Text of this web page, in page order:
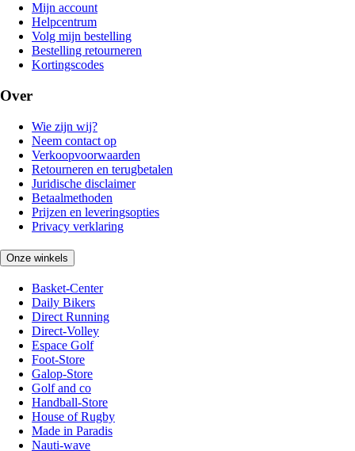
Mijn account
Helpcentrum
Volg mijn bestelling
Bestelling retourneren
Kortingscodes
Over
Wie zijn wij?
Neem contact op
Verkoopvoorwaarden
Retourneren en terugbetalen
Juridische disclaimer
Betaalmethoden
Prijzen en leveringsopties
Privacy verklaring
Onze winkels
Basket-Center
Daily Bikers
Direct Running
Direct-Volley
Espace Golf
Foot-Store
Galop-Store
Golf and co
Handball-Store
House of Rugby
Made in Paradis
Nauti-wave